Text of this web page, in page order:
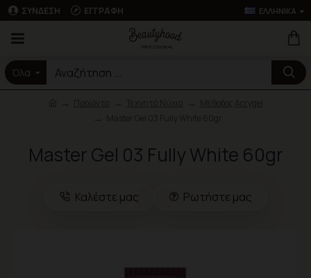
ΣΎΝΔΕΣΗ ΕΓΓΡΑΦΉ ΕΛΛΗΝΙΚΆ
Όλα
Master Gel 03 Fully White 60gr
Καλέστε μας Ρωτήστε μας